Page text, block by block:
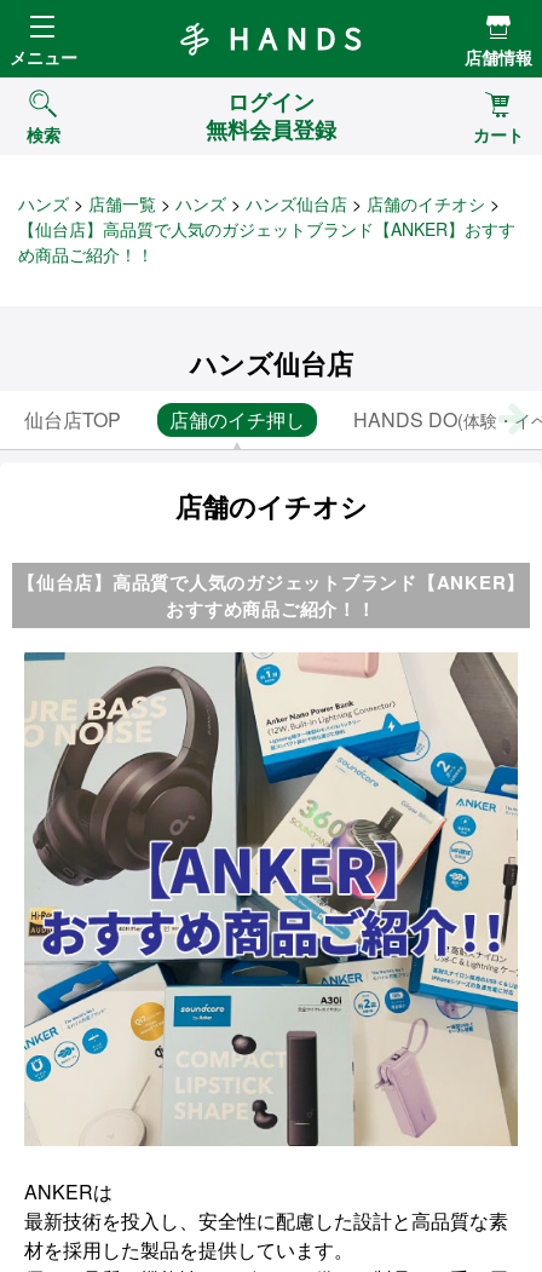
Hands ハンズ
メニュー 店舗情報
検索
ログイン
無料会員登録
カート
ハンズ 店舗一覧 ハンズ ハンズ仙台店
店舗のイチオシ
【仙台店】高品質で人気のガジェットブランド【ANKER】おすす
め商品ご紹介！！
ハンズ仙台店
仙台店TOP 店舗のイチ押し HANDS DO(体験・イ
店舗のイチオシ
【仙台店】高品質で人気のガジェットブランド【ANKER】
おすすめ商品ご紹介！！
ANKERは
最新技術を投入し、 安全性に配慮した設計と高品質な素
材を採用した製品を提供しています。